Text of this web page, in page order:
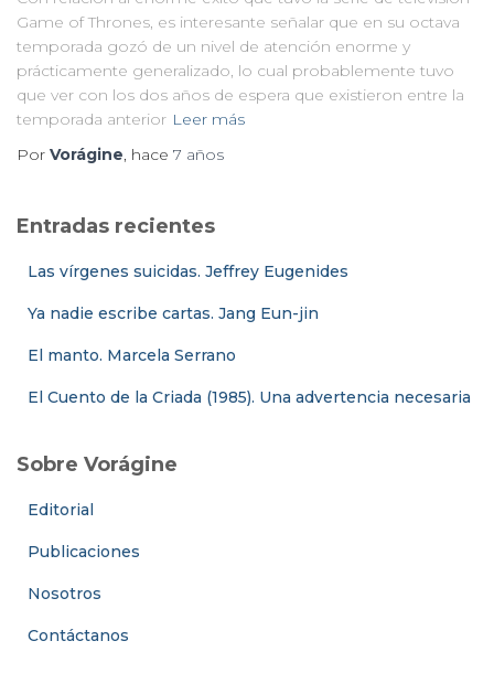
Game of Thrones, es interesante señalar que en su octava
temporada gozó de un nivel de atención enorme y
prácticamente generalizado, lo cual probablemente tuvo
que ver con los dos años de espera que existieron entre la
temporada anterior Leer más
Por Vorágine, hace 7 años
Entradas recientes
Las vírgenes suicidas. Jeffrey Eugenides
Ya nadie escribe cartas. Jang Eun-jin
El manto. Marcela Serrano
El Cuento de la Criada (1985). Una advertencia necesaria
Sobre Vorágine
Editorial
Publicaciones
Nosotros
Contáctanos